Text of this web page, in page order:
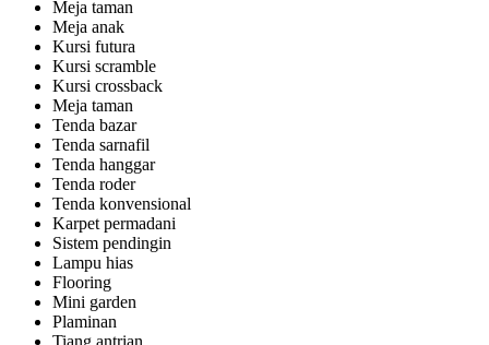
Meja taman
Meja anak
Kursi futura
Kursi scramble
Kursi crossback
Meja taman
Tenda bazar
Tenda sarnafil
Tenda hanggar
Tenda roder
Tenda konvensional
Karpet permadani
Sistem pendingin
Lampu hias
Flooring
Mini garden
Plaminan